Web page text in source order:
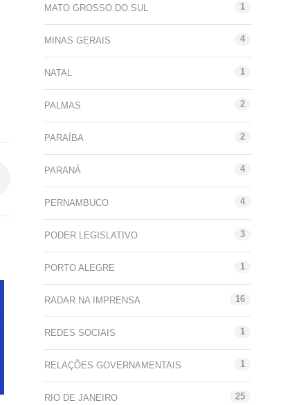
MATO GROSSO DO SUL 1
MINAS GERAIS 4
NATAL 1
PALMAS 2
PARAÍBA 2
PARANÁ 4
PERNAMBUCO 4
PODER LEGISLATIVO 3
PORTO ALEGRE 1
RADAR NA IMPRENSA 16
REDES SOCIAIS 1
RELAÇÕES GOVERNAMENTAIS 1
RIO DE JANEIRO 25